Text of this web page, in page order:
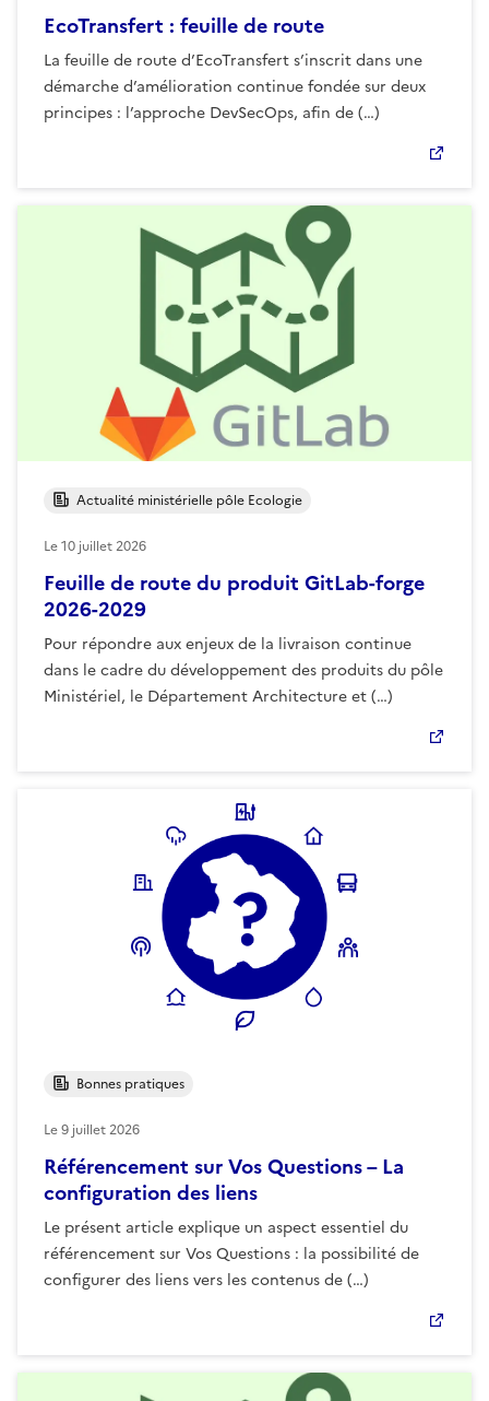
EcoTransfert : feuille de route
La feuille de route d’EcoTransfert s’inscrit dans une
démarche d’amélioration continue fondée sur deux
principes : l’approche DevSecOps, afin de (…)
Feuille de route du produit GitLab-forge
2026-2029
Pour répondre aux enjeux de la livraison continue
dans le cadre du développement des produits du pôle
Ministériel, le Département Architecture et (…)
Actualité ministérielle pôle Ecologie
Le10 juillet 2026
Référencement sur Vos Questions – La
configuration des liens
Le présent article explique un aspect essentiel du
référencement sur Vos Questions : la possibilité de
configurer des liens vers les contenus de (…)
Bonnes pratiques
Le9 juillet 2026